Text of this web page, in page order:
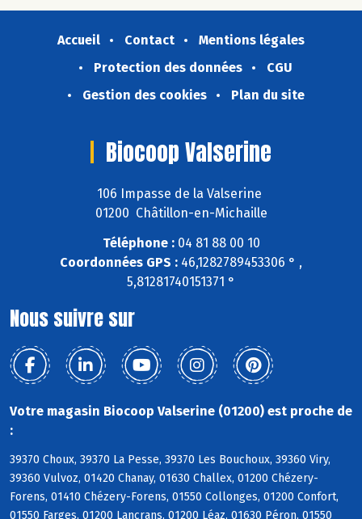
Accueil Contact
Mentions légales
Protection des données
CGU
Gestion des cookies
Plan du site
Biocoop Valserine
106 Impasse de la Valserine
01200 Châtillon-en-Michaille
Téléphone :04 81 88 00 10
Coordonnées GPS : 46,1282789453306 ° ,
5,81281740151371 °
Nous suivre sur
Votre magasin Biocoop Valserine (01200) est proche de
:
39370 Choux, 39370 La Pesse, 39370 Les Bouchoux, 39360 Viry,
39360 Vulvoz, 01420 Chanay, 01630 Challex, 01200 Chézery-
Forens, 01410 Chézery-Forens, 01550 Collonges, 01200 Confort,
01550 Farges, 01200 Lancrans, 01200 Léaz, 01630 Péron, 01550